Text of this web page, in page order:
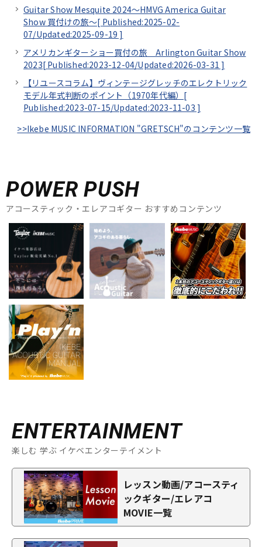
Guitar Show Mesquite 2024～HMVG America Guitar
Show 買付けの旅～[ Published:2025-02-
07/Updated:2025-09-19 ]
アメリカンギターショー買付の旅 Arlington Guitar Show
2023[ Published:2023-12-04/Updated:2026-03-31 ]
【リユースコラム】ヴィンテージグレッチのエレクトリック
モデル年式判断のポイント（1970年代編）[
Published:2023-07-15/Updated:2023-11-03 ]
>>Ikebe MUSIC INFORMATION "GRETSCH"のコンテンツ一覧
POWER PUSH
アコースティック・エレアコギター おすすめコンテンツ
ENTERTAINMENT
楽しむ 学ぶ イケベエンターテイメント
レッスン動画/アコースティ
ックギター/エレアコ
MOVIE一覧